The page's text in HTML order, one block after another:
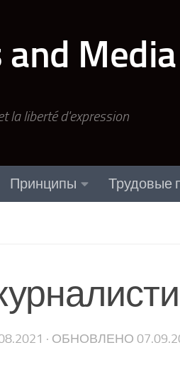
and
la liberté d'expression
Принципы Трудовые
· ОБНОВЛЕНО